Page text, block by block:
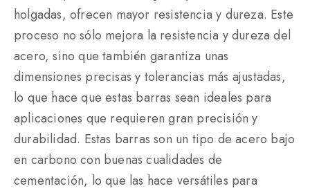
holgadas, ofrecen mayor resistencia y dureza. Este
proceso no sólo mejora la resistencia y dureza del
acero, sino que también garantiza unas
dimensiones precisas y tolerancias más ajustadas,
lo que hace que estas barras sean ideales para
aplicaciones que requieren gran precisión y
durabilidad. Estas barras son un tipo de acero bajo
en carbono con buenas cualidades de
cementación, lo que las hace versátiles para